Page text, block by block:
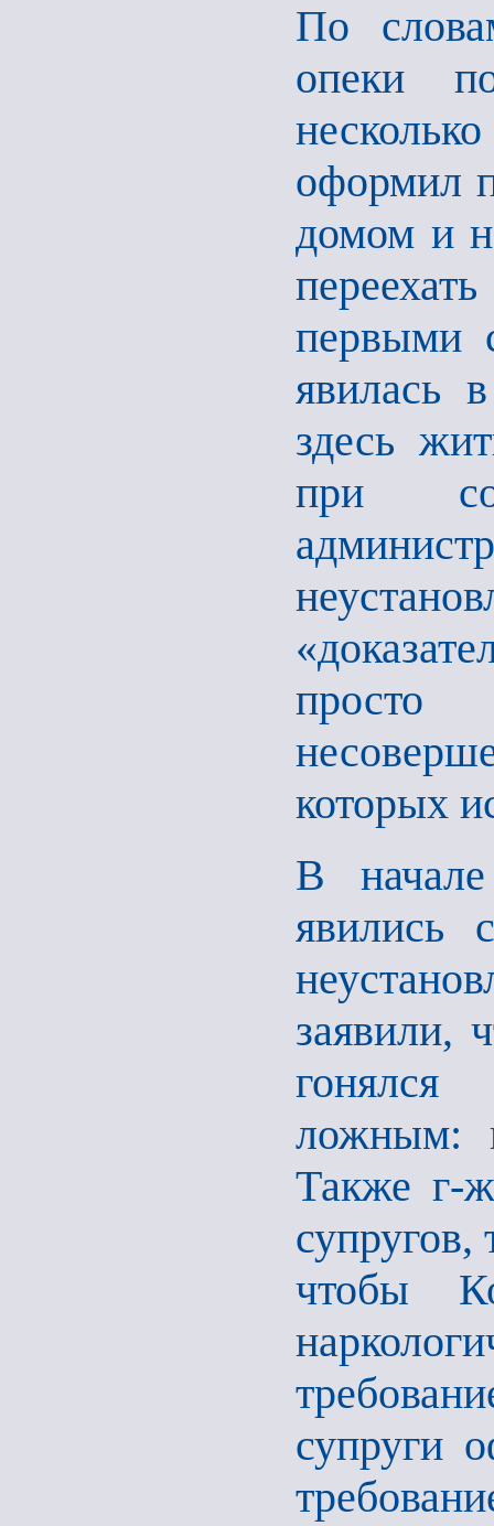
По
опеки
оформил
домом и
первыми
явилась
здесь
при
просто
которых
В
явились
заявили,
ложным:
Также г-
супругов,
чтобы
супруги